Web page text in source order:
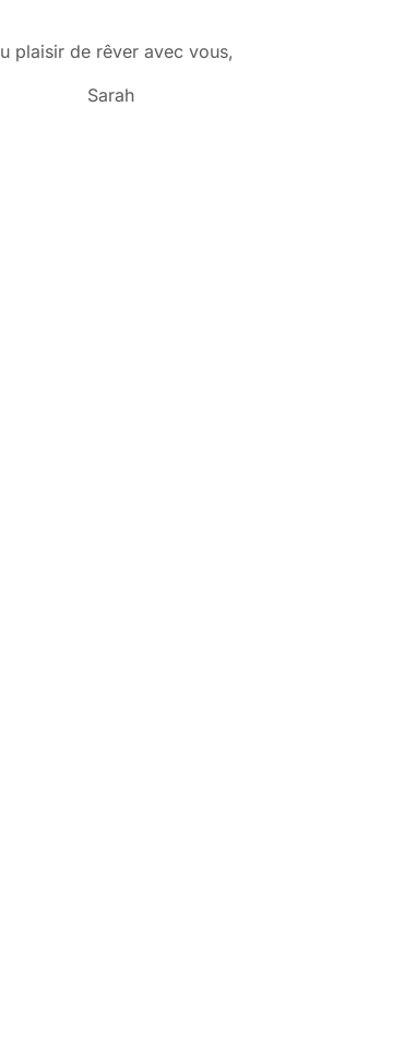
plaisir de rêver avec vous,
Sarah